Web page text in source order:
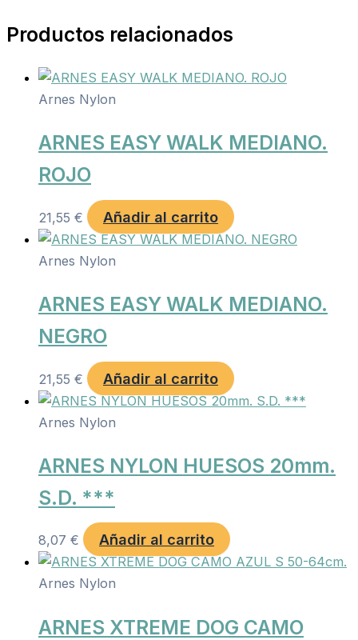
Productos relacionados
Arnes Nylon
ARNES EASY WALK MEDIANO.
ROJO
21,55 € Añadir al carrito
Arnes Nylon
ARNES EASY WALK MEDIANO.
NEGRO
21,55 € Añadir al carrito
Arnes Nylon
ARNES NYLON HUESOS 20mm.
S.D. ***
8,07 € Añadir al carrito
Arnes Nylon
ARNES XTREME DOG CAMO